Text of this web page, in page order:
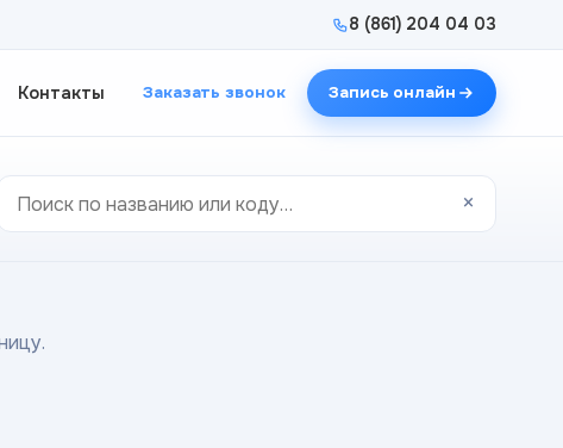
8 (861) 204 04 03
Контакты Заказать звонок Запись онлайн
×